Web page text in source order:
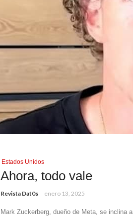
Estados Unidos
Ahora, todo vale
Revista Dat0s enero 13, 2025
Mark Zuckerberg, dueño de Meta, se inclina